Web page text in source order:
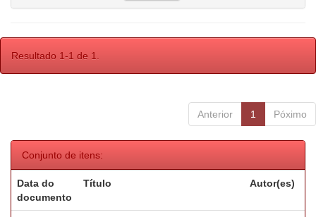
Resultado 1-1 de 1.
Anterior 1 Póximo
Conjunto de itens:
Data do
documento
Título Autor(es)